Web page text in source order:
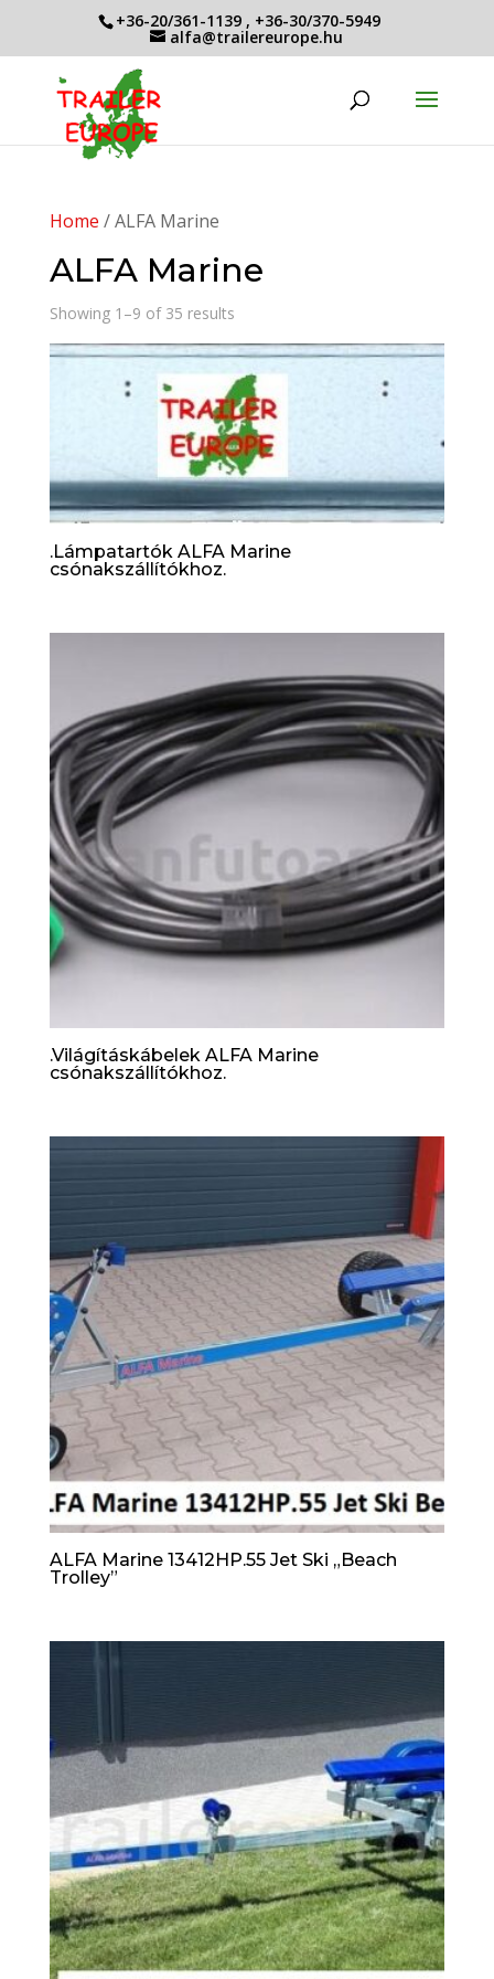
+36-20/361-1139 , +36-30/370-5949
alfa@trailereurope.hu
Home / ALFA Marine
ALFA Marine
Showing 1–9 of 35 results
.Lámpatartók ALFA Marine
csónakszállítókhoz.
.Világításkábelek ALFA Marine
csónakszállítókhoz.
ALFA Marine 13412HP.55 Jet Ski „Beach
Trolley”